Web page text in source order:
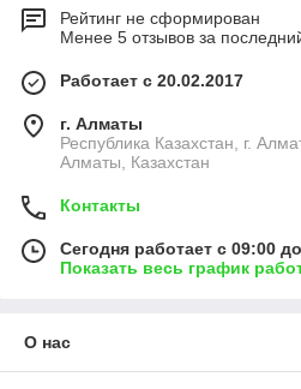
Рейтинг не сформирован
Менее 5 отзывов за
Работает с 20.02.2017
г. Алматы
Республика Казахстан, г.
Алматы, Казахстан
Контакты
Сегодня работает с 09:00
Показать весь график
О нас